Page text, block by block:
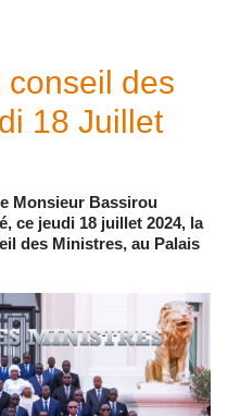
des
18 Juillet
Monsieur Bassirou
ce jeudi 18 juillet 2024, la
des Ministres, au Palais